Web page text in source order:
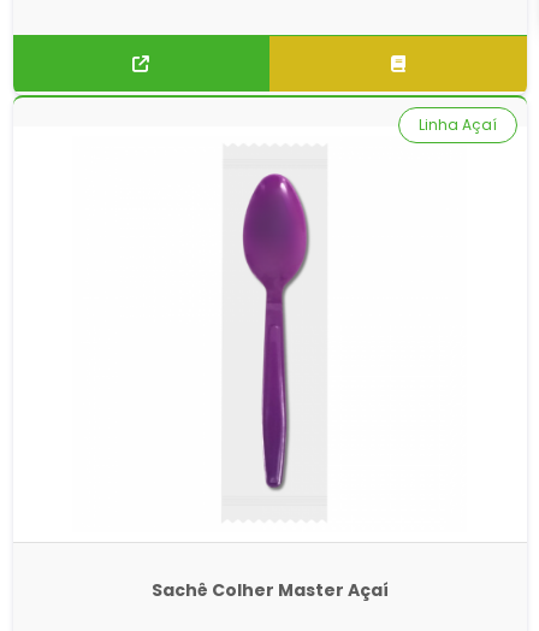
Sachê Colher Master Açaí
Linha Açaí